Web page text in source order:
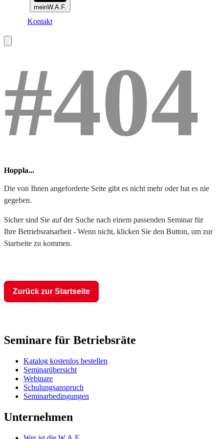
meinW.A.F.
Kontakt
#404
Hoppla...
Die von Ihnen angeforderte Seite gibt es nicht mehr oder hat es nie
gegeben.
Sicher sind Sie auf der Suche nach einem passenden Seminar für
Ihre Betriebsratsarbeit - Wenn nicht, klicken Sie den Button, um zur
Startseite zu kommen.
Zurück zur Startseite
Seminare für Betriebsräte
Katalog kostenlos bestellen
Seminarübersicht
Webinare
Schulungsanspruch
Seminarbedingungen
Unternehmen